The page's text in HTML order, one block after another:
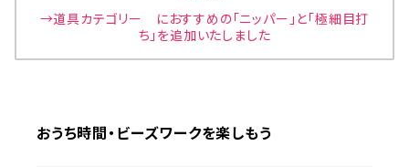
→道具カテゴリー におすすめの「ニッパー」と「極細目打
ち」を追加いたしました
おうち時間・ビーズワークを楽しもう